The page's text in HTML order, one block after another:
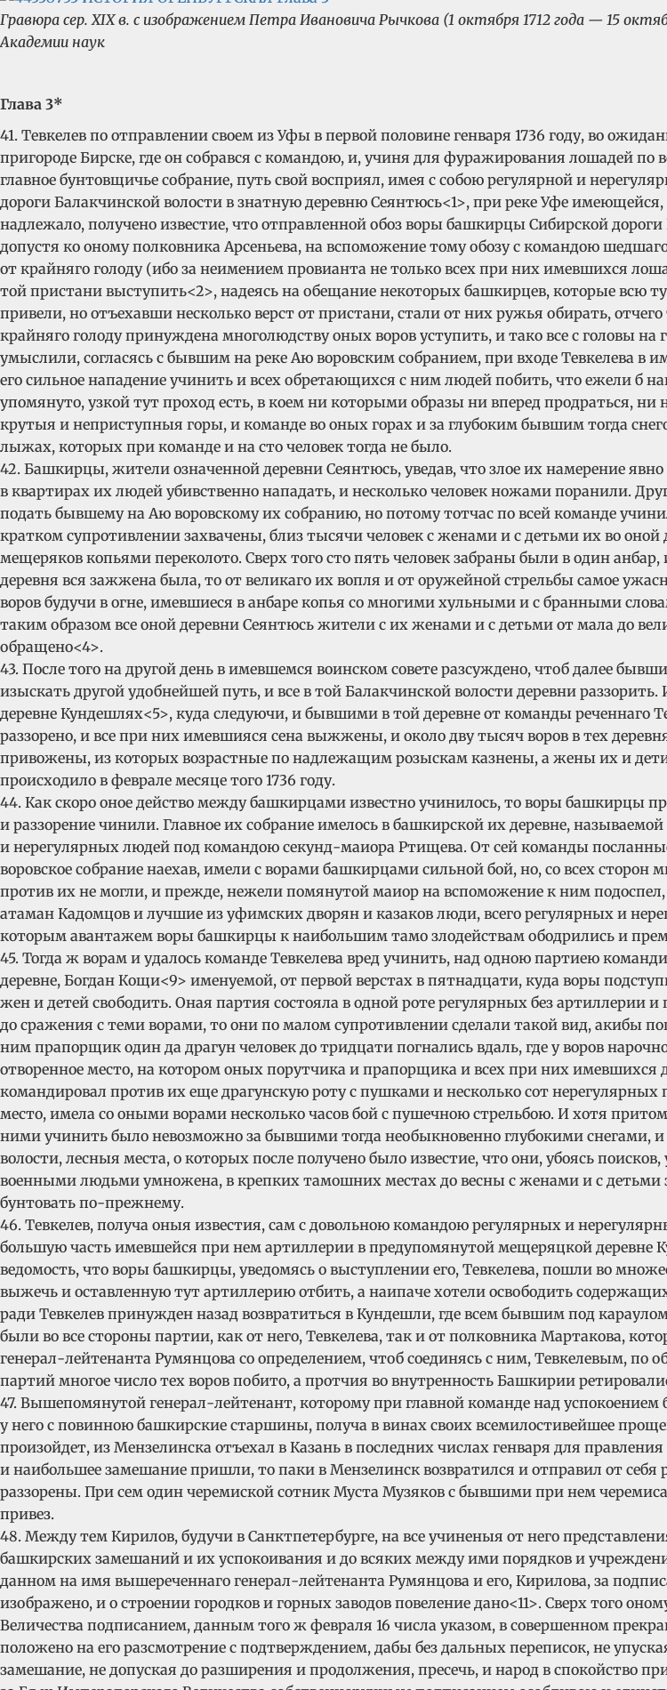
Гравюра сер. XIX в. с изображением Петра Ивановича Рычкова (1 октября 1712 года — 15
Академии наук
Глава 3*
41. Тевкелев по отправлении своем из Уфы в первой половине генваря 1736 году, во
пригороде Бирске, где он собрався с командою, и, учиня для фуражирования лошадей
главное бунтовщичье собрание, путь свой восприял, имея с собою регулярной и
дороги Балакчинской волости в знатную деревню Сеянтюсь<1>, при реке Уфе
надлежало, получено известие, что отправленной обоз воры башкирцы Сибирской
допустя ко оному полковника Арсеньева, на вспоможение тому обозу с командою
от крайняго голоду (ибо за неимением провианта не только всех при них имевшихся
той пристани выступить<2>, надеясь на обещание некоторых башкирцев, которые всю
привели, но отъехавши несколько верст от пристани, стали от них ружья обирать,
крайняго голоду принуждена многолюдству оных воров уступить, и тако все с головы
умыслили, согласясь с бывшим на реке Аю воровским собранием, при входе Тевкелева
его сильное нападение учинить и всех обретающихся с ним людей побить, что ежели б
упомянуто, узкой тут проход есть, в коем ни которыми образы ни вперед продраться,
крутыя и неприступныя горы, и команде во оных горах и за глубоким бывшим тогда
лыжах, которых при команде и на сто человек тогда не было.
42. Башкирцы, жители означенной деревни Сеянтюсь, уведав, что злое их намерение
в квартирах их людей убивственно нападать, и несколько человек ножами поранили.
подать бывшему на Аю воровскому их собранию, но потому тотчас по всей команде
кратком супротивлении захвачены, близ тысячи человек с женами и с детьми их во
мещеряков копьями переколото. Сверх того сто пять человек забраны были в один
деревня вся зажжена была, то от великаго их вопля и от оружейной стрельбы самое
воров будучи в огне, имевшиеся в анбаре копья со многими хульными и с бранными
таким образом все оной деревни Сеянтюсь жители с их женами и с детьми от мала до
обращено<4>.
43. После того на другой день в имевшемся воинском совете разсуждено, чтоб далее
изыскать другой удобнейшей путь, и все в той Балакчинской волости деревни
деревне Кундешлях<5>, куда следуючи, и бывшими в той деревне от команды реченнаго
раззорено, и все при них имевшияся сена выжжены, и около дву тысяч воров в тех
привожены, из которых возрастные по надлежащим розыскам казнены, а жены их и
происходило в феврале месяце того 1736 году.
44. Как скоро оное действо между башкирцами известно учинилось, то воры башкирцы
и раззорение чинили. Главное их собрание имелось в башкирской их деревне,
и нерегулярных людей под командою секунд-маиора Ртищева. От сей команды
воровское собрание наехав, имели с ворами башкирцами сильной бой, но, со всех
против их не могли, и прежде, нежели помянутой маиор на вспоможение к ним
атаман Кадомцов и лучшие из уфимских дворян и казаков люди, всего регулярных и
которым авантажем воры башкирцы к наибольшим тамо злодействам ободрились и
45. Тогда ж ворам и удалось команде Тевкелева вред учинить, над одною партиею
деревне, Богдан Кощи<9> именуемой, от первой верстах в пятнадцати, куда воры
жен и детей свободить. Оная партия состояла в одной роте регулярных без артиллерии
до сражения с теми ворами, то они по малом супротивлении сделали такой вид, акибы
ним прапорщик один да драгун человек до тридцати погнались вдаль, где у воров
отворенное место, на котором оных порутчика и прапорщика и всех при них имевшихся
командировал против их еще драгунскую роту с пушками и несколько сот
место, имела со оными ворами несколько часов бой с пушечною стрельбою. И хотя
ними учинить было невозможно за бывшими тогда необыкновенно глубокими снегами,
волости, лесныя места, о которых после получено было известие, что они, убоясь
военными людьми умножена, в крепких тамошних местах до весны с женами и с детьми
бунтовать по-прежнему.
46. Тевкелев, получа оныя известия, сам с довольною командою регулярных и
большую часть имевшейся при нем артиллерии в предупомянутой мещеряцкой деревне
ведомость, что воры башкирцы, уведомясь о выступлении его, Тевкелева, пошли во
выжечь и оставленную тут артиллерию отбить, а наипаче хотели освободить
ради Тевкелев принужден назад возвратиться в Кундешли, где всем бывшим под
были во все стороны партии, как от него, Тевкелева, так и от полковника Мартакова,
генерал-лейтенанта Румянцова со определением, чтоб соединясь с ним, Тевкелевым,
партий многое число тех воров побито, а протчия во внутренность Башкирии
47. Вышепомянутой генерал-лейтенант, которому при главной команде над
у него с повинною башкирские старшины, получа в винах своих всемилостивейшее
произойдет, из Мензелинска отъехал в Казань в последних числах генваря для
и наибольшее замешание пришли, то паки в Мензелинск возвратился и отправил от
раззорены. При сем один черемиской сотник Муста Музяков с бывшими при нем
привез.
48. Между тем Кирилов, будучи в Санктпетербурге, на все учиненыя от него
башкирских замешаний и их успокоивания и до всяких между ими порядков и
данном на имя вышереченнаго генерал-лейтенанта Румянцова и его, Кирилова, за
изображено, и о строении городков и горных заводов повеление дано<11>. Сверх того
Величества подписанием, данным того ж февраля 16 числа указом, в совершенном
положено на его разсмотрение с подтверждением, дабы без дальных переписок, не
замешание, не допуская до разширения и продолжения, пресечь, и народ в спокойство